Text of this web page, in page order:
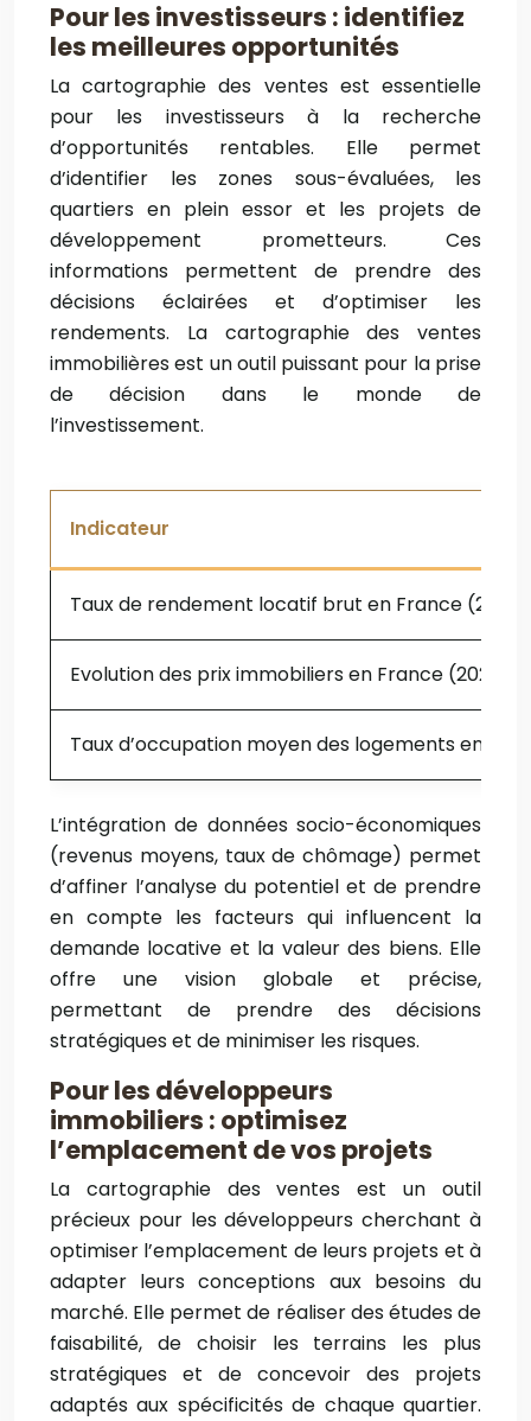
Pour les investisseurs : identifiez
les meilleures opportunités
La cartographie des ventes est essentielle
pour les investisseurs à la recherche
d’opportunités rentables. Elle permet
d’identifier les zones sous-évaluées, les
quartiers en plein essor et les projets de
développement prometteurs. Ces
informations permettent de prendre des
décisions éclairées et d’optimiser les
rendements. La cartographie des ventes
immobilières est un outil puissant pour la prise
de décision dans le monde de
l’investissement.
Indicateur
Taux de rendement locatif brut en France (2023)
Evolution des prix immobiliers en France (2022-
Taux d’occupation moyen des logements en
L’intégration de données socio-économiques
(revenus moyens, taux de chômage) permet
d’affiner l’analyse du potentiel et de prendre
en compte les facteurs qui influencent la
demande locative et la valeur des biens. Elle
offre une vision globale et précise,
permettant de prendre des décisions
stratégiques et de minimiser les risques.
Pour les développeurs
immobiliers : optimisez
l’emplacement de vos projets
La cartographie des ventes est un outil
précieux pour les développeurs cherchant à
optimiser l’emplacement de leurs projets et à
adapter leurs conceptions aux besoins du
marché. Elle permet de réaliser des études de
faisabilité, de choisir les terrains les plus
stratégiques et de concevoir des projets
adaptés aux spécificités de chaque quartier.